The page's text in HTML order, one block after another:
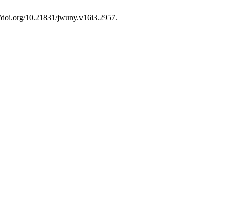
10.21831/jwuny.v16i3.2957.